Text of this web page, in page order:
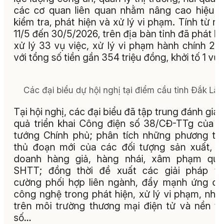
các cơ quan liên quan nhằm nâng cao hiệu
kiểm tra, phát hiện và xử lý vi phạm. Tính từ
11/5 đến 30/5/2026, trên địa bàn tỉnh đã phát
xử lý 33 vụ việc, xử lý vi phạm hành chính
với tổng số tiền gần 354 triệu đồng, khởi tố 1
Các đại biểu dự hội nghị tại điểm cầu tỉnh Đắk
Tại hội nghị, các đại biểu đã tập trung đánh
quả triển khai Công điện số 38/CĐ-TTg của
tướng Chính phủ; phân tích những phương
thủ đoạn mới của các đối tượng sản xuất,
doanh hàng giả, hàng nhái, xâm phạm
SHTT; đồng thời đề xuất các giải pháp
cường phối hợp liên ngành, đẩy mạnh ứng
công nghệ trong phát hiện, xử lý vi phạm,
trên môi trường thương mại điện tử và nền
số…